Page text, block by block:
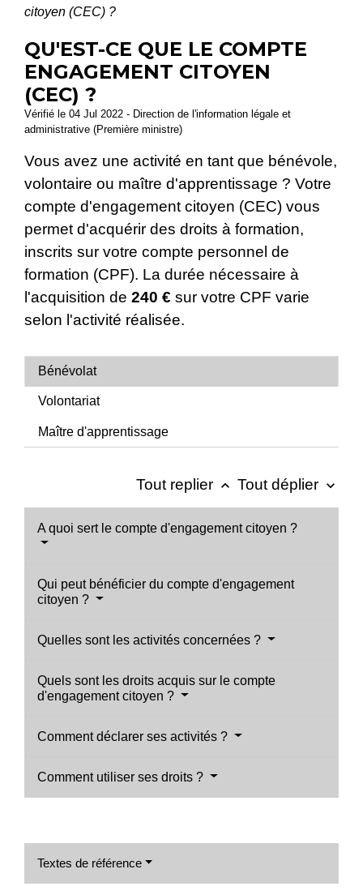
citoyen (CEC) ?
QU'EST-CE QUE LE COMPTE
ENGAGEMENT CITOYEN
(CEC) ?
Vérifié le 04 Jul 2022 - Direction de l'information légale et
administrative (Première ministre)
Vous avez une activité en tant que bénévole,
volontaire ou maître d'apprentissage ? Votre
compte d'engagement citoyen (CEC) vous
permet d'acquérir des droits à formation,
inscrits sur votre compte personnel de
formation (CPF). La durée nécessaire à
l'acquisition de 240 € sur votre CPF varie
selon l'activité réalisée.
Bénévolat
Volontariat
Maître d'apprentissage
Tout replier keyboard_arrow_up Tout déplier keyboard_arrow_down
A quoi sert le compte d'engagement citoyen ?
Qui peut bénéficier du compte d'engagement
citoyen ?
Quelles sont les activités concernées ?
Quels sont les droits acquis sur le compte
d'engagement citoyen ?
Comment déclarer ses activités ?
Comment utiliser ses droits ?
Textes de référence